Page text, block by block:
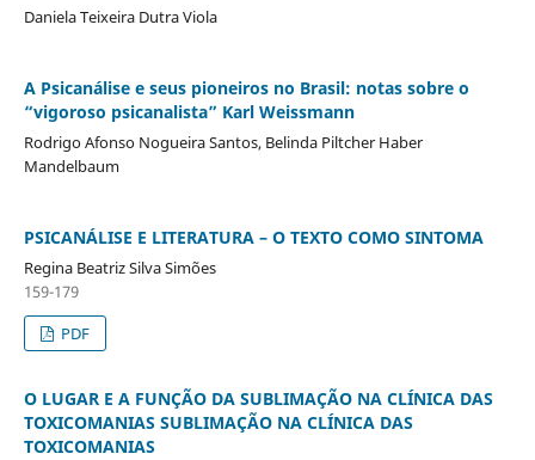
Daniela Teixeira Dutra Viola
A Psicanálise e seus pioneiros no Brasil: notas sobre o
“vigoroso psicanalista” Karl Weissmann
Rodrigo Afonso Nogueira Santos, Belinda Piltcher Haber
Mandelbaum
PSICANÁLISE E LITERATURA – O TEXTO COMO SINTOMA
Regina Beatriz Silva Simões
159-179
PDF
O LUGAR E A FUNÇÃO DA SUBLIMAÇÃO NA CLÍNICA DAS
TOXICOMANIAS SUBLIMAÇÃO NA CLÍNICA DAS
TOXICOMANIAS